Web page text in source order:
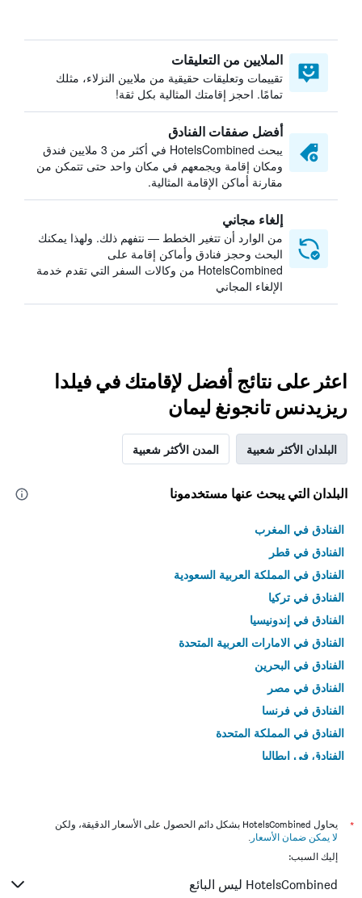
الملايين من التعليقات
تقييمات وتعليقات حقيقية من ملايين النزلاء، مثلك
تمامًا. احجز إقامتك المثالية بكل ثقة!
أفضل صفقات الفنادق
يبحث HotelsCombined في أكثر من 3 ملايين فندق
ومكان إقامة ويجمعهم في مكان واحد حتى تتمكن من
مقارنة أماكن الإقامة المثالية.
إلغاء مجاني
من الوارد أن تتغير الخطط — نتفهم ذلك. ولهذا يمكنك
البحث وحجز فنادق وأماكن إقامة على
HotelsCombined من وكالات السفر التي تقدم خدمة
الإلغاء المجاني
اعثر على نتائج أفضل لإقامتك في فيلدا
ريزيدنس تانجونغ ليمان
البلدان الأكثر شعبية المدن الأكثر شعبية
البلدان التي يبحث عنها مستخدمونا
الفنادق في المغرب
الفنادق في قطر
الفنادق في المملكة العربية السعودية
الفنادق في تركيا
الفنادق في إندونيسيا
الفنادق في الامارات العربية المتحدة
الفنادق في البحرين
الفنادق في مصر
الفنادق في فرنسا
الفنادق في المملكة المتحدة
الفنادق في إيطاليا
*
يحاول HotelsCombined بشكل دائم الحصول على الأسعار الدقيقة، ولكن
لا يمكن ضمان الأسعار .
إليك السبب:
HotelsCombined ليس البائع